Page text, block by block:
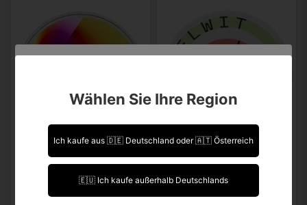
Leider können Sie Ihre Daten nicht selbst ändern.
Ich bin über 18 Jahre alt.
Ich bin unter 18 Jahre alt.
Wählen Sie Ihre Region
Ich kaufe aus 🇩🇪 Deutschland oder 🇦🇹 Österreich
🇪🇺 Ich kaufe außerhalb Deutschlands